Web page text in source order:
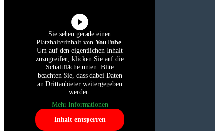
Sie sehen gerade einen
Platzhalterinhalt von YouTube.
Um auf den eigentlichen Inhalt
zuzugreifen, klicken Sie auf die
Schaltfläche unten. Bitte
beachten Sie, dass dabei Daten
an Drittanbieter weitergegeben
werden.
Mehr Informationen
Inhalt entsperren